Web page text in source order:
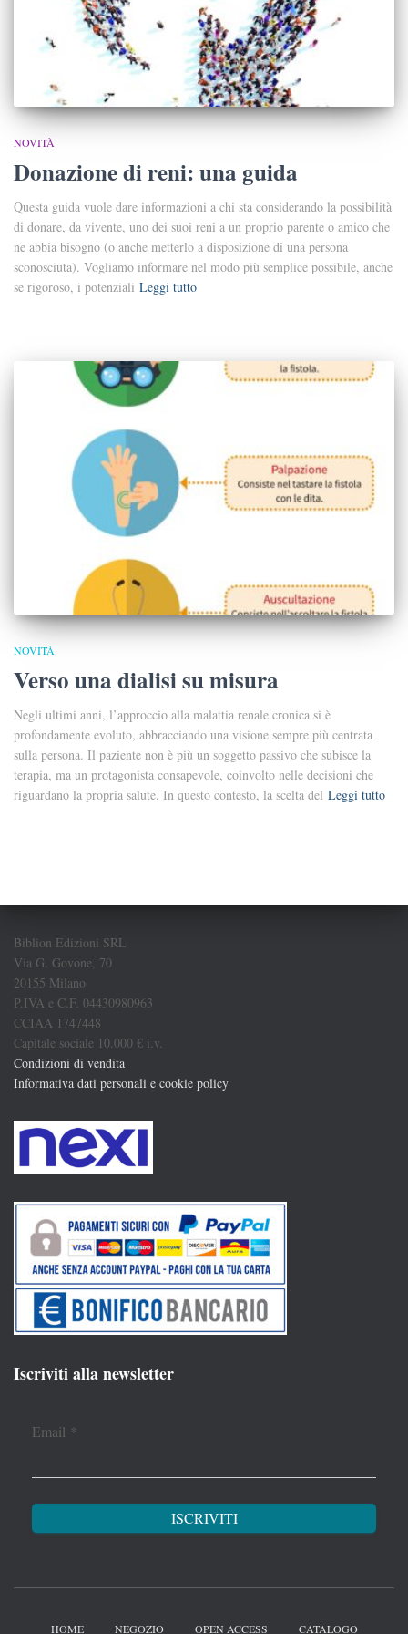
NOVITÀ
Donazione di reni: una guida
Questa guida vuole dare informazioni a chi sta considerando la possibilità
di donare, da vivente, uno dei suoi reni a un proprio paren­te o amico che
ne abbia bisogno (o anche metterlo a disposizione di una persona
sconosciuta). Vogliamo informare nel modo più sempli­ce possibile, anche
se rigoroso, i potenziali Leggi tutto
NOVITÀ
Verso una dialisi su misura
Negli ultimi anni, l’approccio alla malattia renale cronica si è
profondamente evoluto, abbracciando una visione sempre più centrata
sulla persona. Il paziente non è più un soggetto passivo che subisce la
terapia, ma un protagonista consapevole, coinvolto nelle decisioni che
riguardano la propria salute. In questo contesto, la scelta del Leggi tutto
Biblion Edizioni SRL
Via G. Govone, 70
20155 Milano
P.IVA e C.F. 04430980963
CCIAA 1747448
Capitale sociale 10.000 € i.v.
Condizioni di vendita
Informativa dati personali e cookie policy
Iscriviti alla newsletter
Email *
HOME NEGOZIO OPEN ACCESS CATALOGO